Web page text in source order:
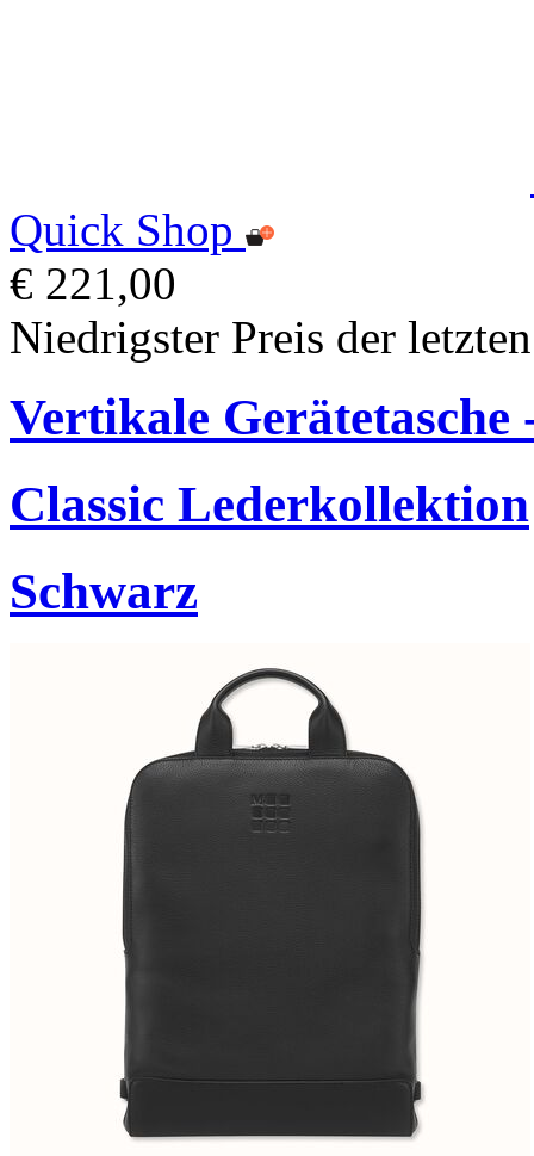
Quick Shop
€ 221,00
Niedrigster Preis der
Vertikale Gerätetasche
Classic Lederkollektion
Schwarz